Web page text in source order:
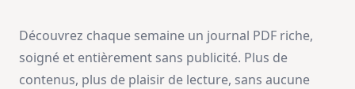
Découvrez chaque semaine un journal PDF riche,
soigné et entièrement sans publicité. Plus de
contenus, plus de plaisir de lecture, sans aucune